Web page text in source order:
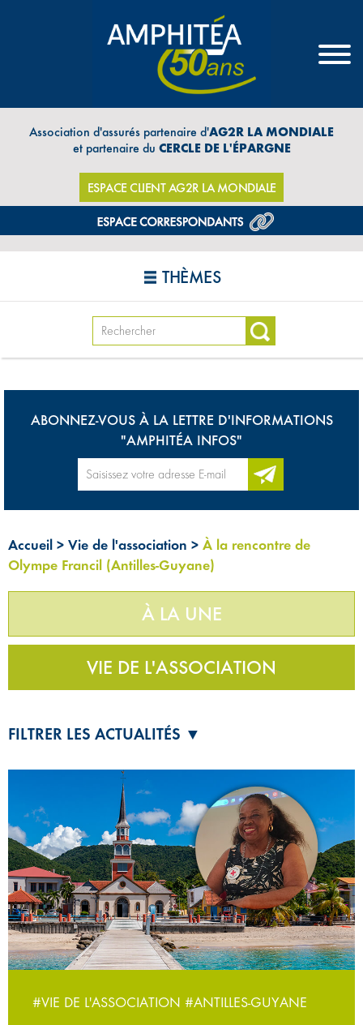
Association d'assurés partenaire d'AG2R LA MONDIALE
et partenaire du CERCLE DE L'ÉPARGNE
ESPACE CLIENT AG2R LA MONDIALE
THÈMES
ABONNEZ-VOUS À LA LETTRE D'INFORMATIONS
"AMPHITÉA INFOS"
Accueil > Vie de l'association > À la rencontre de
Olympe Francil (Antilles-Guyane)
À LA UNE
VIE DE L'ASSOCIATION
FILTRER LES ACTUALITÉS ▼
#VIE DE L'ASSOCIATION #ANTILLES-GUYANE